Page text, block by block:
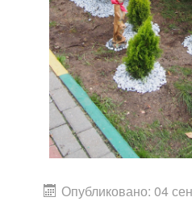
Опубликовано: 04